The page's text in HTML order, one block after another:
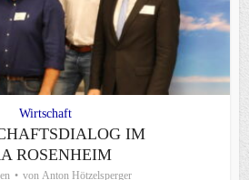
Wirtschaft
IM
ROSENHEIM
von Anton Hötzelsperger